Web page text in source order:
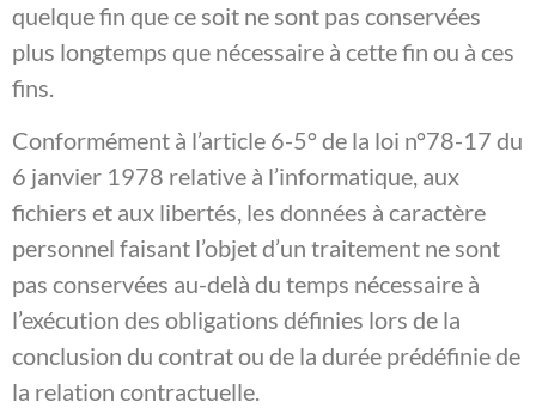
quelque fin que ce soit ne sont pas conservées
plus longtemps que nécessaire à cette fin ou à ces
fins.
Conformément à l’article 6-5° de la loi n°78-17 du
6 janvier 1978 relative à l’informatique, aux
fichiers et aux libertés, les données à caractère
personnel faisant l’objet d’un traitement ne sont
pas conservées au-delà du temps nécessaire à
l’exécution des obligations définies lors de la
conclusion du contrat ou de la durée prédéfinie de
la relation contractuelle.